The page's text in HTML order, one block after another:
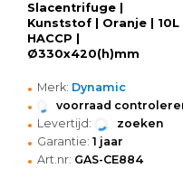
Slacentrifuge |
Kunststof | Oranje | 10L |
HACCP |
Ø330x420(h)mm
• Merk: Dynamic
• voorraad
• Levertijd: zoeken
• Garantie: 1 jaar
• Art.nr: GAS-CE884